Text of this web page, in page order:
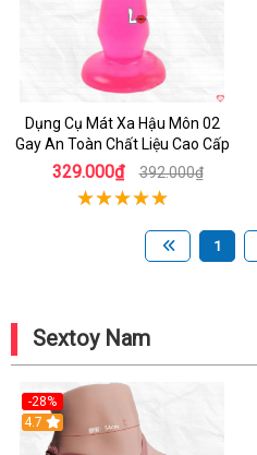
Dụng Cụ Mát Xa Hậu Môn 02
Gay An Toàn Chất Liệu Cao Cấp
329.000₫ 392.000₫
1
Sextoy Nam
-28%
4.7